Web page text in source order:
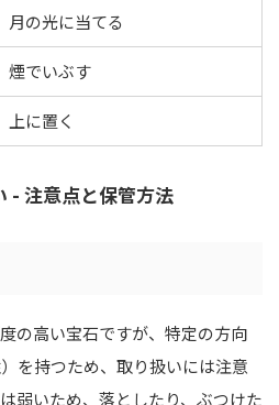
月の光に当てる
煙でいぶす
上に置く
- 注意点と保管方法
の高い宝石ですが、特定の方向
を持つため、取り扱いには注意
弱いため、落としたり、ぶつけた